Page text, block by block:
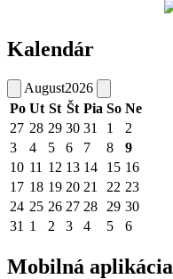
Kalendár
August2026
Po Ut St Št Pia So Ne
27 28 29 30 31 1
2
3
4 5 6 7 8
9
10 11 12 13 14 15 16
17 18 19 20 21 22 23
24 25 26 27 28 29 30
31 1 2 3 4 5 6
Mobilná aplikácia